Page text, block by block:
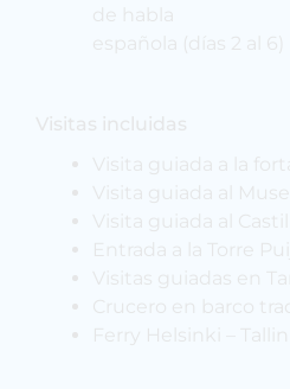
de habla
española (días 2 al 6)
Visitas incluidas
Visita guiada a la
Visita guiada al
Visita guiada al
Entrada a la Torre
Visitas guiadas en
Crucero en barco
Ferry Helsinki –